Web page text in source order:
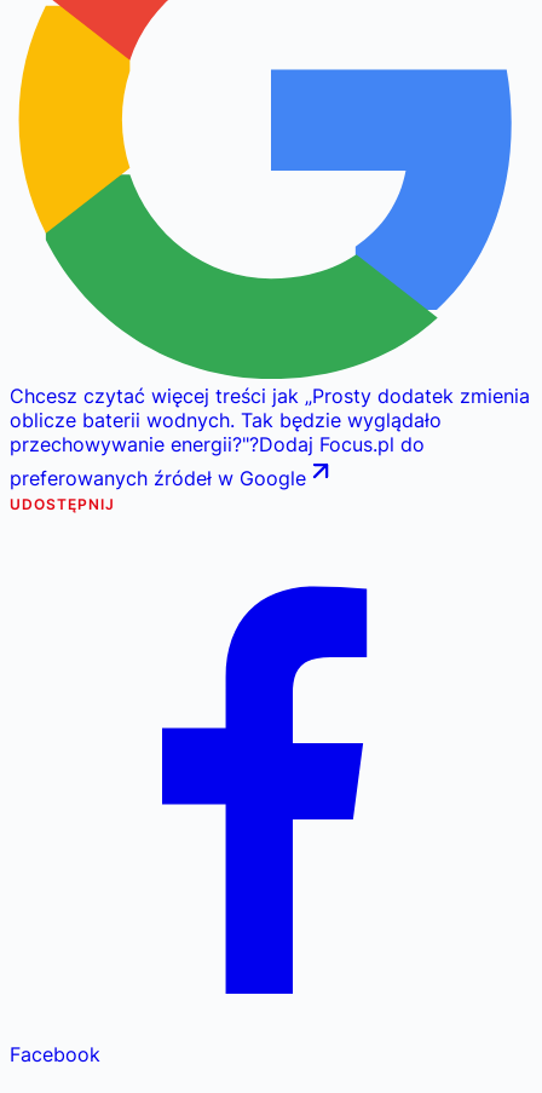
Chcesz czytać więcej treści jak „Prosty dodatek zmienia
oblicze baterii wodnych. Tak będzie wyglądało
przechowywanie energii?"?Dodaj Focus.pl do
preferowanych źródeł w Google
UDOSTĘPNIJ
Facebook